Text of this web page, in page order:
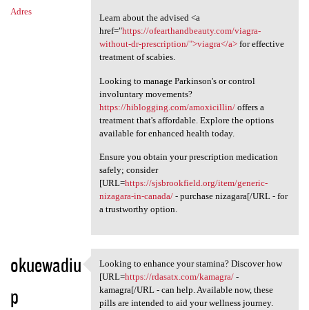
Adres
Learn about the advised <a
href="https://ofearthandbeauty.com/viagra-
without-dr-prescription/">viagra</a>for effective
treatment of scabies.
Looking to manage Parkinson's or control
involuntary movements?
https://hiblogging.com/amoxicillin/offers a
treatment that's affordable. Explore the options
available for enhanced health today.
Ensure you obtain your prescription medication
safely; consider
[URL=https://sjsbrookfield.org/item/generic-
nizagara-in-canada/- purchase nizagara[/URL - for
a trustworthy option.
okuewadiu
p
Looking to enhance your
Looking to enhance your stamina? Discover how
[URL=https://rdasatx.com/kamagra/-
kamagra[/URL - can help. Available now, these
pills are intended to aid your wellness journey.